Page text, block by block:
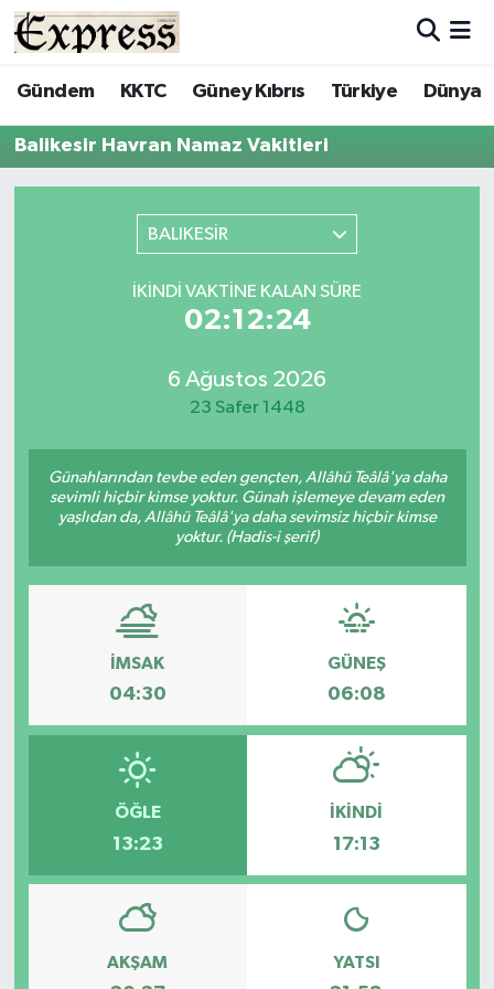
Gündem KKTC Güney Kıbrıs Türkiye Dünya
Balikesir Havran Namaz Vakitleri
BALIKESİR
İKINDI VAKTINE KALAN SÜRE
02:12:24
6 Ağustos 2026
23 Safer 1448
Günahlarından tevbe eden gençten, Allâhü Teâlâ'ya daha
sevimli hiçbir kimse yoktur. Günah işlemeye devam eden
yaşlıdan da, Allâhü Teâlâ'ya daha sevimsiz hiçbir kimse
yoktur. (Hadis-i şerif)
İMSAK
04:30
GÜNEŞ
06:08
ÖĞLE
13:23
İKINDI
17:13
AKŞAM YATSI
ALAYKÖY
ALSANCAK
ÇATALKÖY
ENGLISH
GAZİMAĞUSA
GÜNDEM
GÜNEY KIBRIS
İÇ HABERLER
KÜLTÜR SANAT
LAPTA
LEFKOŞA
Hava Durumu
Trafik Durumu
Tüm Manşetler
Son Dakika Haberleri